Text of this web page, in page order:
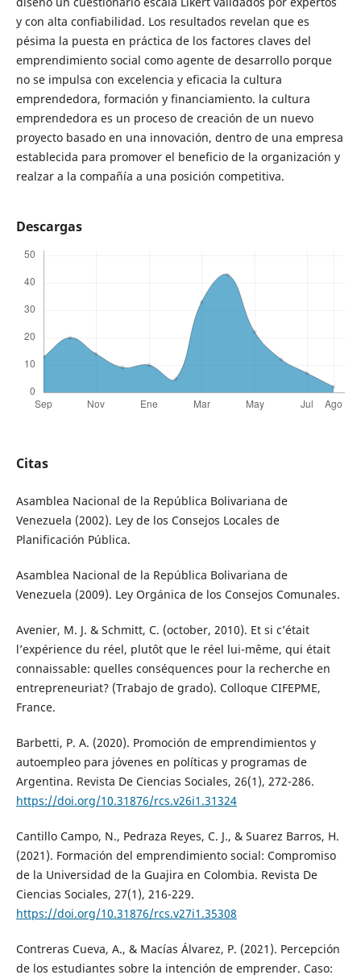
y con alta confiabilidad. Los resultados revelan que es
pésima la puesta en práctica de los factores claves del
emprendimiento social como agente de desarrollo porque
no se impulsa con excelencia y eficacia la cultura
emprendedora, formación y financiamiento. la cultura
emprendedora es un proceso de creación de un nuevo
proyecto basado en una innovación, dentro de una empresa
establecida para promover el beneficio de la organización y
realzar a la compañía a una posición competitiva.
Descargas
Citas
Asamblea Nacional de la República Bolivariana de
Venezuela (2002). Ley de los Consejos Locales de
Planificación Pública.
Asamblea Nacional de la República Bolivariana de
Venezuela (2009). Ley Orgánica de los Consejos Comunales.
Avenier, M. J. & Schmitt, C. (october, 2010). Et si c’était
l’expérience du réel, plutôt que le réel lui-même, qui était
connaissable: quelles conséquences pour la recherche en
entrepreneuriat? (Trabajo de grado). Colloque CIFEPME,
France.
Barbetti, P. A. (2020). Promoción de emprendimientos y
autoempleo para jóvenes en políticas y programas de
Argentina. Revista De Ciencias Sociales, 26(1), 272-286.
https://doi.org/10.31876/rcs.v26i1.31324
Cantillo Campo, N., Pedraza Reyes, C. J., & Suarez Barros, H.
(2021). Formación del emprendimiento social: Compromiso
de la Universidad de la Guajira en Colombia. Revista De
Ciencias Sociales, 27(1), 216-229.
https://doi.org/10.31876/rcs.v27i1.35308
Contreras Cueva, A., & Macías Álvarez, P. (2021). Percepción
de los estudiantes sobre la intención de emprender. Caso: